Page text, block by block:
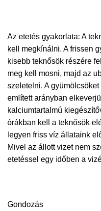
Az etetés gyakorlata: A
kell megkínálni. A frissen
kisebb teknősök részére
meg kell mosni, majd az
szeletelni. A
említett arányban
kalciumtartalmú
órákban kell a teknősök
legyen friss víz állataink
Mivel az állott vizet nem
etetéssel egy időben a
Gondozás